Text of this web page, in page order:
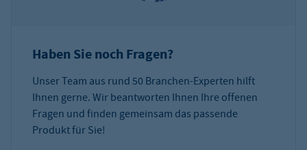
Haben Sie noch Fragen?
Unser Team aus rund 50 Branchen-Experten hilft
Ihnen gerne. Wir beantworten Ihnen Ihre offenen
Fragen und finden gemeinsam das passende
Produkt für Sie!